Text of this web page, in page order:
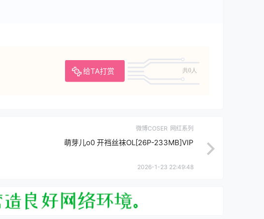
给TA打赏 共0人
微博COSER 网红系列
萌芽儿o0 开裆丝袜OL[26P-233MB]VIP
2026-1-23 22:49:48